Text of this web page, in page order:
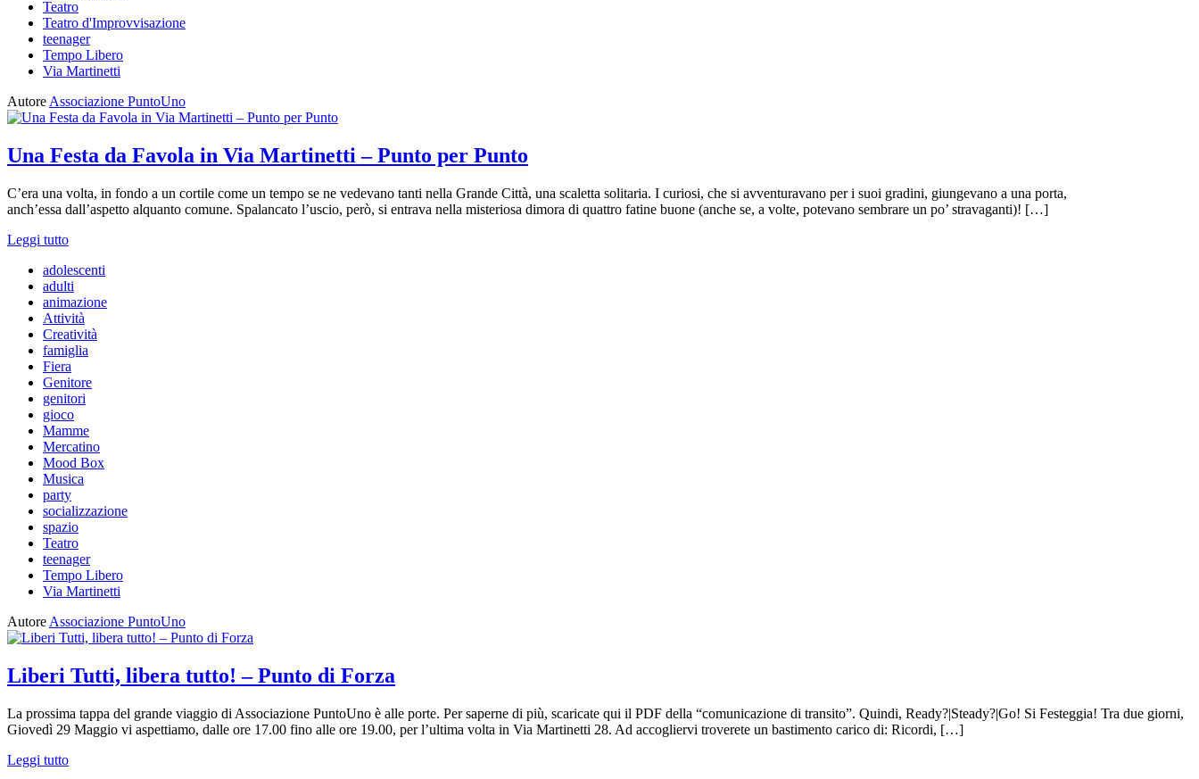
Teatro
Teatro d'Improvvisazione
teenager
Tempo Libero
Via Martinetti
Autore Associazione PuntoUno
Una Festa da Favola in Via Martinetti – Punto per Punto
C’era una volta, in fondo a un cortile come un tempo se ne vedevano tanti nella Grande Città, una scaletta solitaria. I curiosi, che si avventuravano per i suoi gradini, giungevano a una porta,
anch’essa dall’aspetto alquanto comune. Spalancato l’uscio, però, si entrava nella misteriosa dimora di quattro fatine buone (anche se, a volte, potevano sembrare un po’ stravaganti)! […]
Leggi tutto
adolescenti
adulti
animazione
Attività
Creatività
famiglia
Fiera
Genitore
genitori
gioco
Mamme
Mercatino
Mood Box
Musica
party
socializzazione
spazio
Teatro
teenager
Tempo Libero
Via Martinetti
Autore Associazione PuntoUno
Liberi Tutti, libera tutto! – Punto di Forza
La prossima tappa del grande viaggio di Associazione PuntoUno è alle porte. Per saperne di più, scaricate qui il PDF della “comunicazione di transito”. Quindi, Ready?|Steady?|Go! Si Festeggia! Tra due giorni,
Giovedì 29 Maggio vi aspettiamo, dalle ore 17.00 fino alle ore 19.00, per l’ultima volta in Via Martinetti 28. Ad accogliervi troverete un bastimento carico di: Ricordi, […]
Leggi tutto